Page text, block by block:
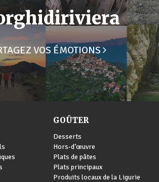
VOS ÉMOTIONS
GOÛTER
Desserts
Hors-d’œuvre
Plats de pâtes
Plats principaux
Produits locaux de la Ligurie